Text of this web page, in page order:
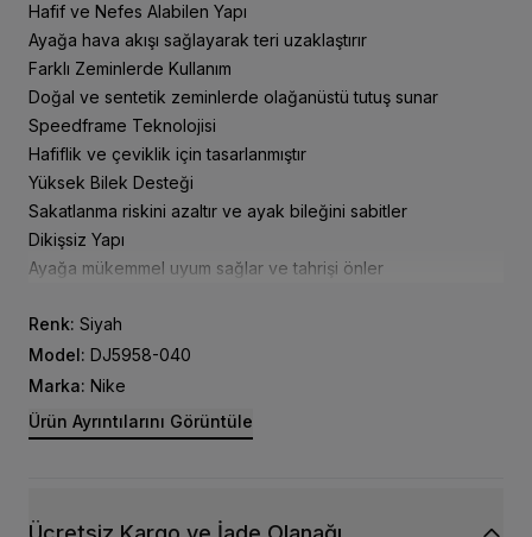
Hafif ve Nefes Alabilen Yapı
Ayağa hava akışı sağlayarak teri uzaklaştırır
Farklı Zeminlerde Kullanım
Doğal ve sentetik zeminlerde olağanüstü tutuş sunar
Speedframe Teknolojisi
Hafiflik ve çeviklik için tasarlanmıştır
Yüksek Bilek Desteği
Sakatlanma riskini azaltır ve ayak bileğini sabitler
Dikişsiz Yapı
Ayağa mükemmel uyum sağlar ve tahrişi önler
Renk: Siyah
Model: DJ5958-040
Marka: Nike
Ürün Ayrıntılarını Görüntüle